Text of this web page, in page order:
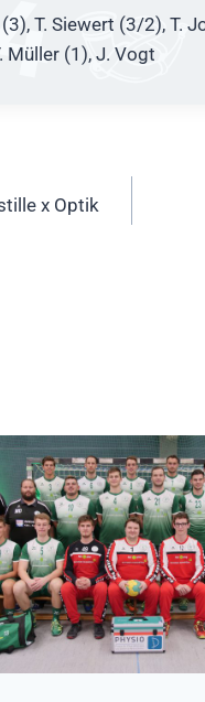
T. Siewert (3/2), T.
Müller (1), J. Vogt
x Optik